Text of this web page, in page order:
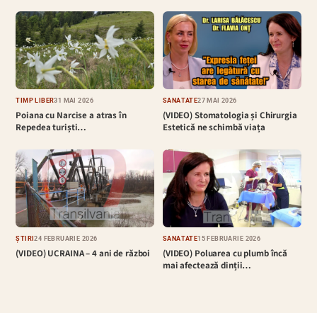
TIMP LIBER31 MAI 2026
Poiana cu Narcise a atras în
Repedea turiști…
SĂNĂTATE27 MAI 2026
(VIDEO) Stomatologia și Chirurgia
Estetică ne schimbă viața
ȘTIRI24 FEBRUARIE 2026
(VIDEO) UCRAINA – 4 ani de război
SĂNĂTATE15 FEBRUARIE 2026
(VIDEO) Poluarea cu plumb încă
mai afectează dinții…